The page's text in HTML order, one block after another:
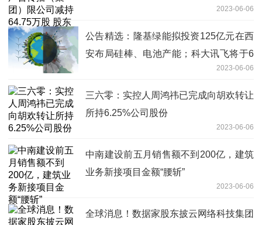
2023-06-06
公告精选：隆基绿能拟投资125亿元在西
安布局硅棒、电池产能；科大讯飞将于6
月9日发布“讯飞星火认知大模型”V1.5 世
界聚焦
2023-06-06
三六零：实控人周鸿祎已完成向胡欢转让
所持6.25%公司股份
2023-06-06
中南建设前五月销售额不到200亿，建筑
业务新接项目金额“腰斩”
2023-06-06
全球消息！数据家股东披云网络科技集团